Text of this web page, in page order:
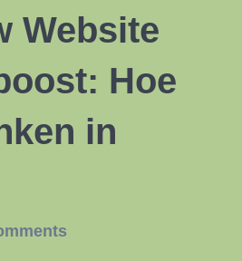
Website
Hoe
in